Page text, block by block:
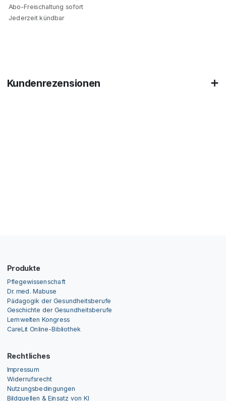
Abo-Freischaltung sofort
Jederzeit kündbar
Kundenrezensionen
Produkte
Pflegewissenschaft
Dr. med. Mabuse
Pädagogik der Gesundheitsberufe
Geschichte der Gesundheitsberufe
Lernwelten Kongress
CareLit Online-Bibliothek
Rechtliches
Impressum
Widerrufsrecht
Nutzungsbedingungen
Bildquellen & Einsatz von KI